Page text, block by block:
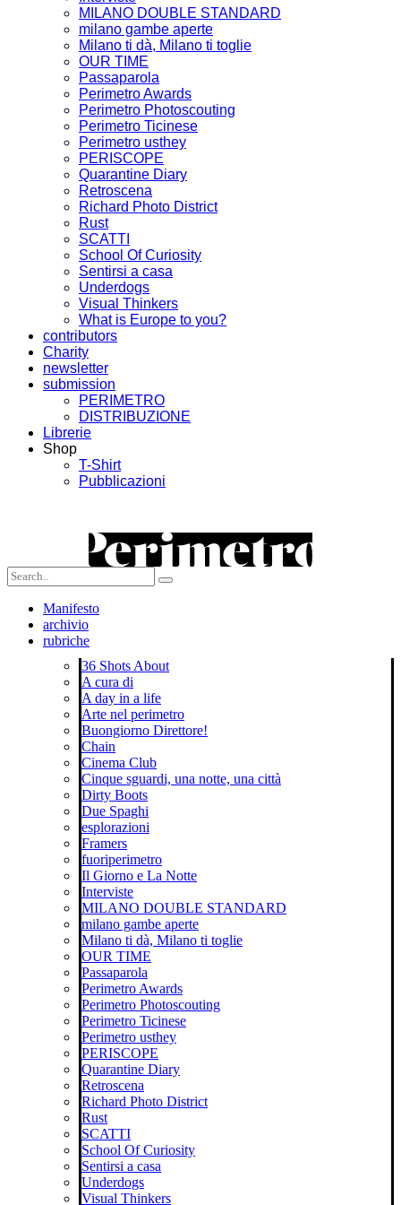
MILANO DOUBLE STANDARD
milano gambe aperte
Milano ti dà, Milano ti toglie
OUR TIME
Passaparola
Perimetro Awards
Perimetro Photoscouting
Perimetro Ticinese
Perimetro usthey
PERISCOPE
Quarantine Diary
Retroscena
Richard Photo District
Rust
SCATTI
School Of Curiosity
Sentirsi a casa
Underdogs
Visual Thinkers
What is Europe to you?
contributors
Charity
newsletter
submission
PERIMETRO
DISTRIBUZIONE
Librerie
Shop
T-Shirt
Pubblicazioni
Manifesto
archivio
rubriche
36 Shots About
A cura di
A day in a life
Arte nel perimetro
Buongiorno Direttore!
Chain
Cinema Club
Cinque sguardi, una notte, una città
Dirty Boots
Due Spaghi
esplorazioni
Framers
fuoriperimetro
Il Giorno e La Notte
Interviste
MILANO DOUBLE STANDARD
milano gambe aperte
Milano ti dà, Milano ti toglie
OUR TIME
Passaparola
Perimetro Awards
Perimetro Photoscouting
Perimetro Ticinese
Perimetro usthey
PERISCOPE
Quarantine Diary
Retroscena
Richard Photo District
Rust
SCATTI
School Of Curiosity
Sentirsi a casa
Underdogs
Visual Thinkers